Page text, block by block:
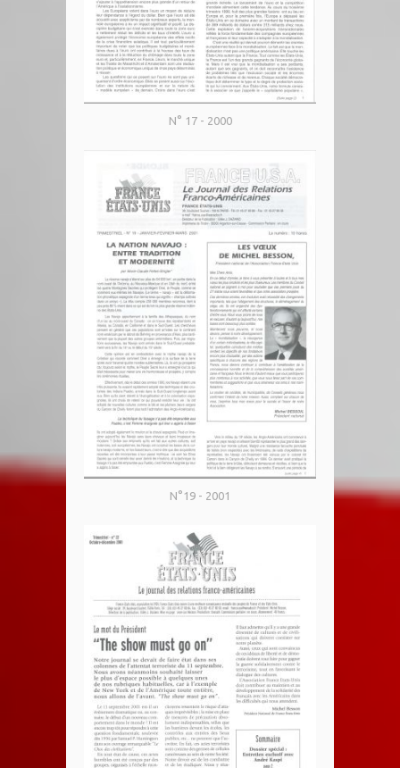
N° 17 - 2000
N°19 - 2001